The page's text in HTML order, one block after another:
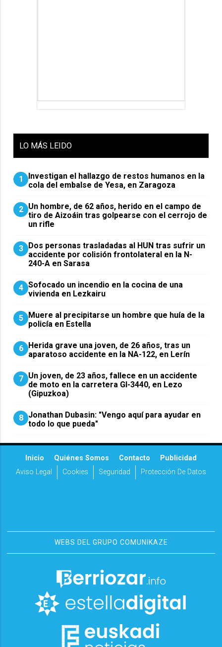
LO MÁS LEIDO
1
Investigan el hallazgo de restos humanos en la
cola del embalse de Yesa, en Zaragoza
2 Un hombre, de 62 años, herido en el campo de
tiro de Aizoáin tras golpearse con el cerrojo de
un rifle
3 ​Dos personas trasladadas al HUN tras sufrir un
accidente por colisión frontolateral en la N-
240-A en Sarasa
4 Sofocado un incendio en la cocina de una
vivienda en Lezkairu
5 Muere al precipitarse un hombre que huía de la
policía en Estella
6 Herida grave una joven, de 26 años, tras un
aparatoso accidente en la NA-122, en Lerín
7 Un joven, de 23 años, fallece en un accidente
de moto en la carretera GI-3440, en Lezo
(Gipuzkoa)
8 Jonathan Dubasin: "Vengo aquí para ayudar en
todo lo que pueda"
Inicio Quiénes Somos Contacto
Publicidad
Aviso Legal
Cookies Seguridad Protección De Datos
WEBS DEL GRUPO COMUNIKAZE